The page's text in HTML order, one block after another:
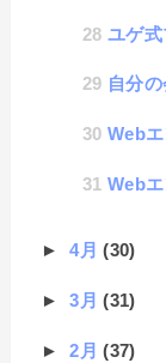
ユゲ式プ
自分
Webエ
Webエ
►4月(30)
►3月(31)
►2月(37)